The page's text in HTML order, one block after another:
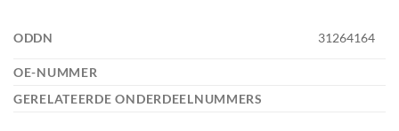
ODDN 31264164
OE-NUMMER
GERELATEERDE ONDERDEELNUMMERS